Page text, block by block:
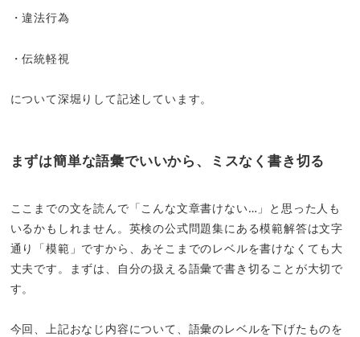
・違法行為
・伝統軽視
について深堀りして記述しています。
まずは簡単な語彙でいいから、ミスなく書き切る
ここまでの文を読んで「こんな文章書けない…」と思った人も
いるかもしれません。英検の公式問題集にある模範解答は文字
通り「模範」ですから、あそこまでのレベルを書けなくても大
丈夫です。まずは、自分の扱える語彙で書き切ることが大切で
す。
今回、上記おなじ内容について、語彙のレベルを下げたものを